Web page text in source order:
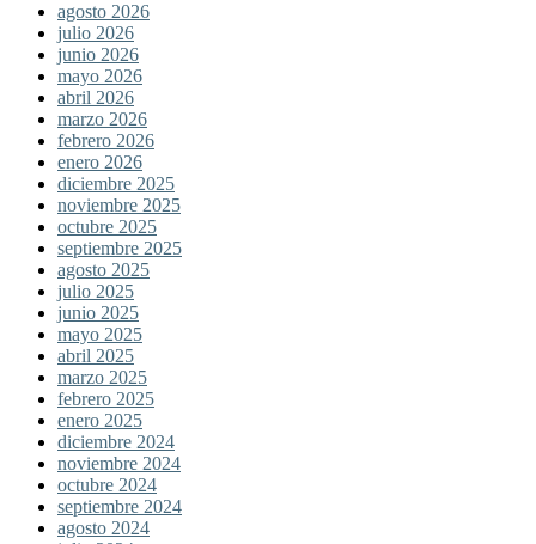
agosto 2026
julio 2026
junio 2026
mayo 2026
abril 2026
marzo 2026
febrero 2026
enero 2026
diciembre 2025
noviembre 2025
octubre 2025
septiembre 2025
agosto 2025
julio 2025
junio 2025
mayo 2025
abril 2025
marzo 2025
febrero 2025
enero 2025
diciembre 2024
noviembre 2024
octubre 2024
septiembre 2024
agosto 2024